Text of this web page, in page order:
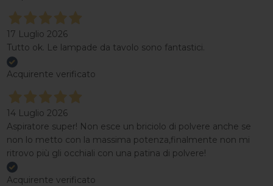
17 Luglio 2026
Tutto ok. Le lampade da tavolo sono fantastici.
Acquirente verificato
14 Luglio 2026
Aspiratore super! Non esce un briciolo di polvere anche se
non lo metto con la massima potenza,finalmente non mi
ritrovo più gli occhiali con una patina di polvere!
Acquirente verificato